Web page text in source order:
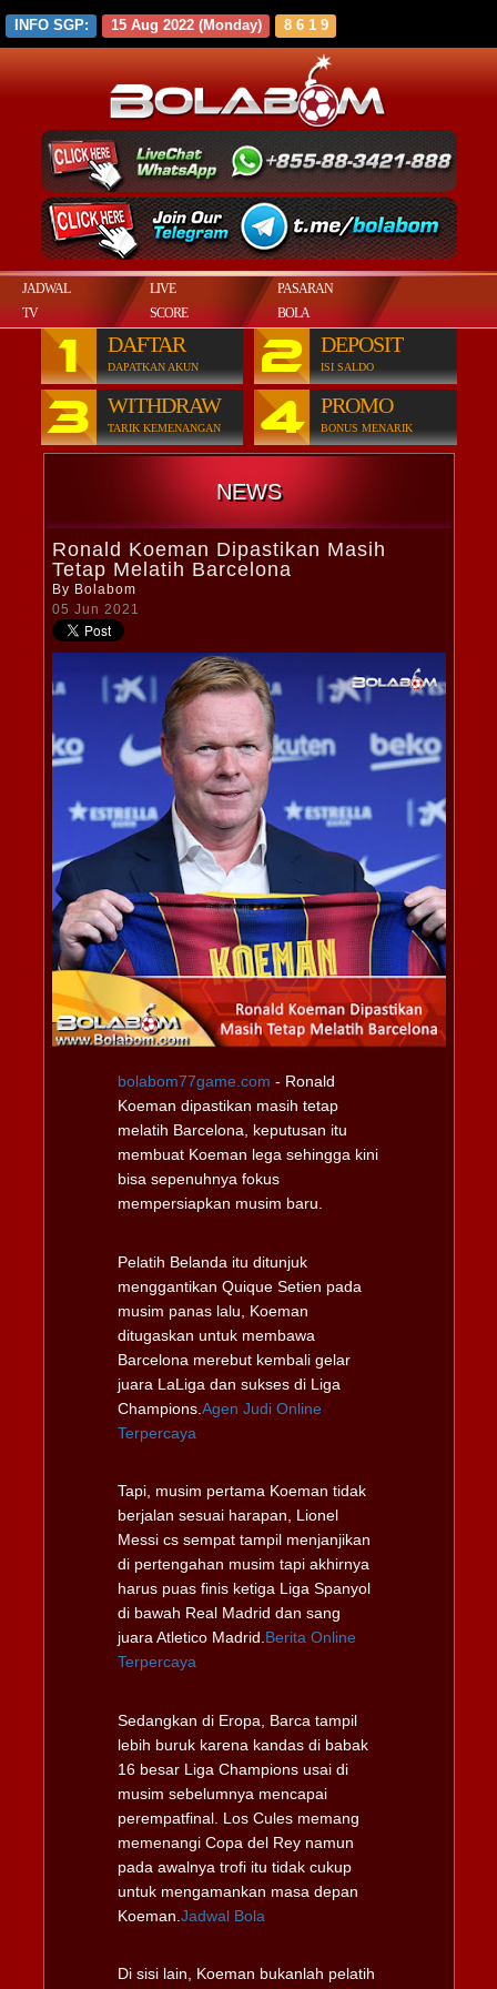
INFO SGP: 15 Aug 2022 (Monday) 8 6 1 9
JADWAL
TV
LIVE
SCORE
PASARAN
BOLA
ONLINE
1 DAFTAR
DAPATKAN AKUN 2 DEPOSIT
ISI SALDO
3 WITHDRAW
TARIK KEMENANGAN 4 PROMO
BONUS MENARIK
NEWS
Ronald Koeman Dipastikan Masih
Tetap Melatih Barcelona
By Bolabom
05 Jun 2021
bolabom77game.com - Ronald
Koeman dipastikan masih tetap
melatih Barcelona, keputusan itu
membuat Koeman lega sehingga kini
bisa sepenuhnya fokus
mempersiapkan musim baru.
Pelatih Belanda itu ditunjuk
menggantikan Quique Setien pada
musim panas lalu, Koeman
ditugaskan untuk membawa
Barcelona merebut kembali gelar
juara LaLiga dan sukses di Liga
Champions. Agen Judi Online
Terpercaya
Tapi, musim pertama Koeman tidak
berjalan sesuai harapan, Lionel
Messi cs sempat tampil menjanjikan
di pertengahan musim tapi akhirnya
harus puas finis ketiga Liga Spanyol
di bawah Real Madrid dan sang
juara Atletico Madrid. Berita Online
Terpercaya
Sedangkan di Eropa, Barca tampil
lebih buruk karena kandas di babak
16 besar Liga Champions usai di
musim sebelumnya mencapai
perempatfinal. Los Cules memang
memenangi Copa del Rey namun
pada awalnya trofi itu tidak cukup
untuk mengamankan masa depan
Koeman. Jadwal Bola
Di sisi lain, Koeman bukanlah pelatih